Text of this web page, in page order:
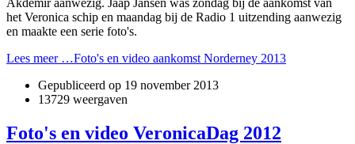
Akdemir aanwezig. Jaap Jansen was zondag bij de aankomst van
het Veronica schip en maandag bij de Radio 1 uitzending aanwezig
en maakte een serie foto's.
Lees meer …Foto's en video aankomst Norderney 2013
Gepubliceerd op 19 november 2013
13729 weergaven
Foto's en video VeronicaDag 2012